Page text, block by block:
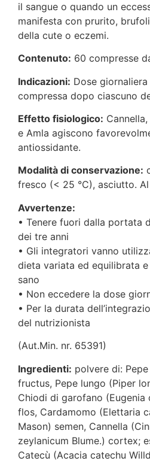
il sangue o quando un
manifesta con prurito,
della cute o eczemi.
Contenuto: 60 compresse
Indicazioni: Dose
compressa dopo ciascuno
Effetto fisiologico:
e Amla agiscono
antiossidante.
Modalità di conservazione:
fresco (< 25 °C), asciutto.
Avvertenze:
• Tenere fuori dalla portata
dei tre anni
• Gli integratori vanno
dieta variata ed equilibrata
sano
• Non eccedere la dose
• Per la durata
del nutrizionista
(Aut.Min. nr. 65391)
Ingredienti: polvere di:
fructus, Pepe lungo (Piper
Chiodi di garofano (Eugenia
flos, Cardamomo (Elettaria
Mason) semen, Cannella
zeylanicum Blume.) cortex;
Catecù (Acacia catechu